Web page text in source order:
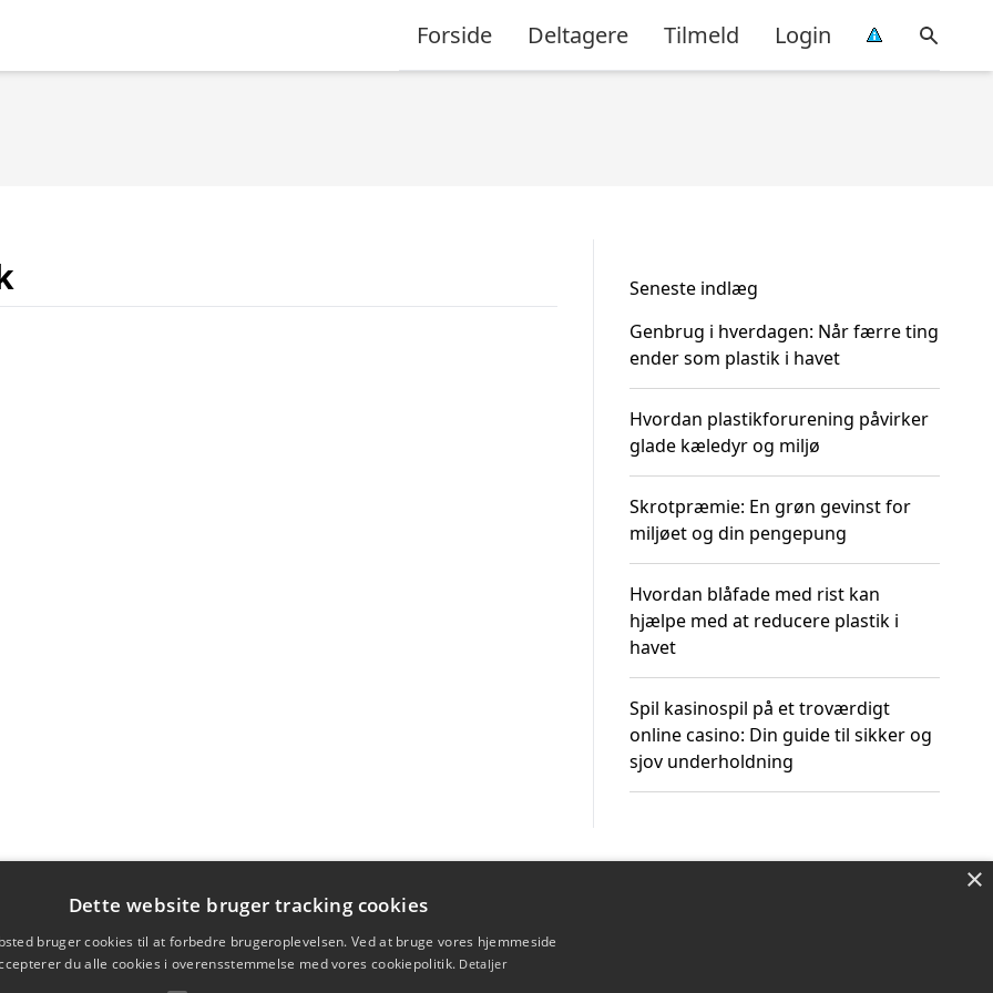
Forside Deltagere Tilmeld Login
Seneste indlæg
Genbrug i hverdagen: Når færre ting
ender som plastik i havet
Hvordan plastikforurening påvirker
glade kæledyr og miljø
Skrotpræmie: En grøn gevinst for
miljøet og din pengepung
Hvordan blåfade med rist kan
hjælpe med at reducere plastik i
havet
Spil kasinospil på et troværdigt
online casino: Din guide til sikker og
sjov underholdning
×
Dette website bruger tracking cookies
bruger cookies til at forbedre brugeroplevelsen. Ved at bruge vores hjemmeside
du alle cookies i overensstemmelse med vores cookiepolitik. Detaljer